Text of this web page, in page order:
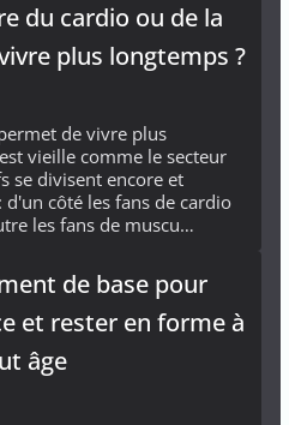
du cardio ou de la
plus longtemps ?
de vivre plus
vieille comme le secteur
se divisent encore et
côté les fans de cardio
les fans de muscu…
de base pour
et rester en forme à
âge